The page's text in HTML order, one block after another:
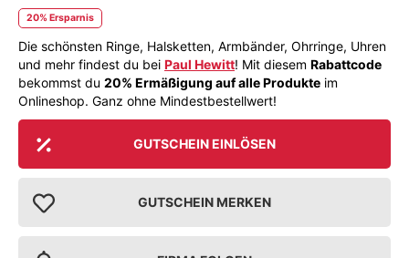
20% Ersparnis
Die schönsten Ringe, Halsketten, Armbänder, Ohrringe, Uhren
und mehr findest du bei Paul Hewitt! Mit diesem Rabattcode
bekommst du 20% Ermäßigung auf alle Produkte im
Onlineshop. Ganz ohne Mindestbestellwert!
GUTSCHEIN EINLÖSEN
GUTSCHEIN MERKEN